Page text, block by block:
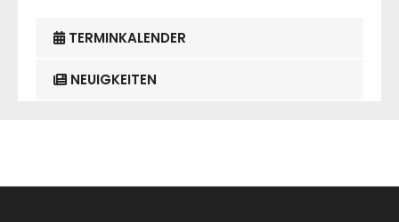
TERMINKALENDER
NEUIGKEITEN